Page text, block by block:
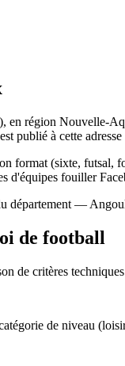
en région Nouvelle-
publié à cette
format (sixte, futsal,
d'équipes fouiller
département —
de football
de critères
de niveau